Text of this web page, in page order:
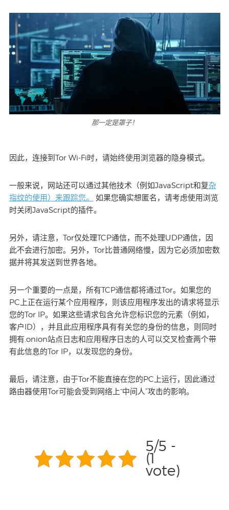
那一定是罩子！
因此，连接到Tor Wi-Fi时，请始终使用浏览器的隐身模式。
一般来说，网站还可以通过其他技术（例如JavaScript和复杂
指纹的使用）来跟踪您。
如果您确实想匿名，请考虑使用浏览
时关闭JavaScript的插件。
另外，请注意，Tor仅处理TCP通信，而不处理UDP通信，因
此不会进行加密。另外，Tor比普通网络慢，因为它必须加密数
据并将其发送到世界各地。
另一个重要的一点是，所有TCP通信都将通过Tor。如果您的
PC上正在运行某个应用程序，则该应用程序发出的请求将显示
您的Tor IP。如果这些请求包含允许您标识您的元素（例如，
客户ID），并且此应用程序具有有关您的身份的信息，则同时
拥有.onion站点日志和应用程序日志的人可以交叉检查两个带
有此信息的Tor IP，以发现您的身份。
最后，请注意，由于Tor不能直接在您的PC上运行，因此通过
路由器使用Tor可能会受到网络上“中间人”攻击的影响。
5/5 -
(1
vote)